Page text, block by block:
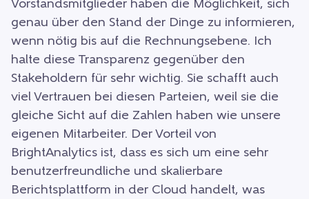
Vorstandsmitglieder haben die Möglichkeit, sich
genau über den Stand der Dinge zu informieren,
wenn nötig bis auf die Rechnungsebene. Ich
halte diese Transparenz gegenüber den
Stakeholdern für sehr wichtig. Sie schafft auch
viel Vertrauen bei diesen Parteien, weil sie die
gleiche Sicht auf die Zahlen haben wie unsere
eigenen Mitarbeiter. Der Vorteil von
BrightAnalytics ist, dass es sich um eine sehr
benutzerfreundliche und skalierbare
Berichtsplattform in der Cloud handelt, was